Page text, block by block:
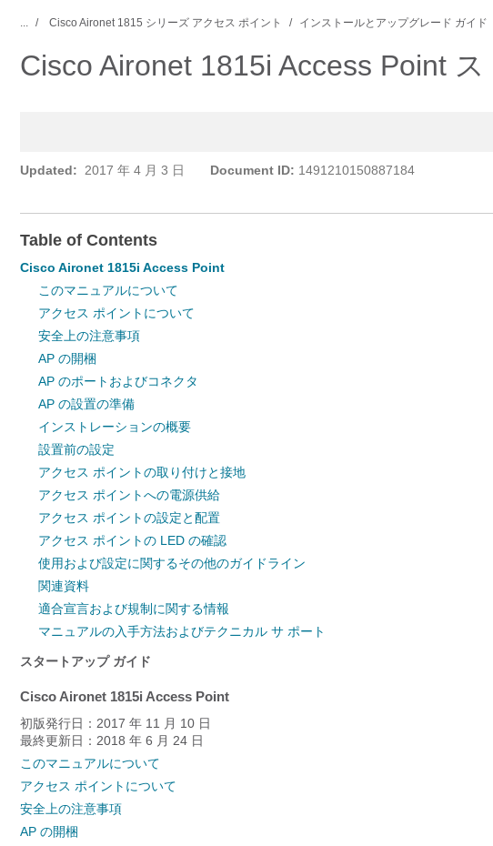
... Cisco Aironet 1815 シリーズ アクセス ポイント インストールとアップグレード ガイド
Cisco Aironet 1815i Access Point
Updated: 2017 年 4 月 3 日 Document ID: 1491210150887184
Table of Contents
Cisco Aironet 1815i Access Point
このマニュアルについて
アクセス ポイントについて
安全上の注意事項
AP の開梱
AP のポートおよびコネクタ
AP の設置の準備
インストレーションの概要
設置前の設定
アクセス ポイントの取り付けと接地
アクセス ポイントへの電源供給
アクセス ポイントの設定と配置
アクセス ポイントの LED の確認
使用および設定に関するその他のガイドライン
関連資料
適合宣言および規制に関する情報
マニュアルの入手方法およびテクニカル サ ポート
スタートアップ ガイド
Cisco Aironet 1815i Access Point
初版発行日：2017 年 11 月 10 日
最終更新日：2018 年 6 月 24 日
このマニュアルについて
アクセス ポイントについて
安全上の注意事項
AP の開梱